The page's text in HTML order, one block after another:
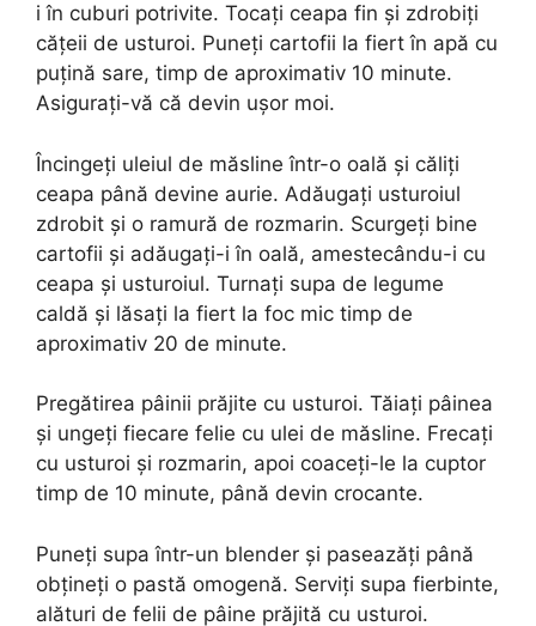
i în cuburi potrivite. Tocați ceapa fin și zdrobiți
cățeii de usturoi. Puneți cartofii la fiert în apă cu
puțină sare, timp de aproximativ 10 minute.
Asigurați-vă că devin ușor moi.
Încingeți uleiul de măsline într-o oală și căliți
ceapa până devine aurie. Adăugați usturoiul
zdrobit și o ramură de rozmarin. Scurgeți bine
cartofii și adăugați-i în oală, amestecându-i cu
ceapa și usturoiul. Turnați supa de legume
caldă și lăsați la fiert la foc mic timp de
aproximativ 20 de minute.
Pregătirea pâinii prăjite cu usturoi. Tăiați pâinea
și ungeți fiecare felie cu ulei de măsline. Frecați
cu usturoi și rozmarin, apoi coaceți-le la cuptor
timp de 10 minute, până devin crocante.
Puneți supa într-un blender și paseazăți până
obțineți o pastă omogenă. Serviți supa fierbinte,
alături de felii de pâine prăjită cu usturoi.